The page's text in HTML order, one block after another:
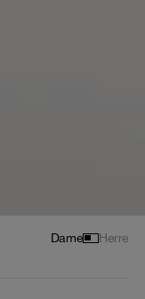
Dame
Herre